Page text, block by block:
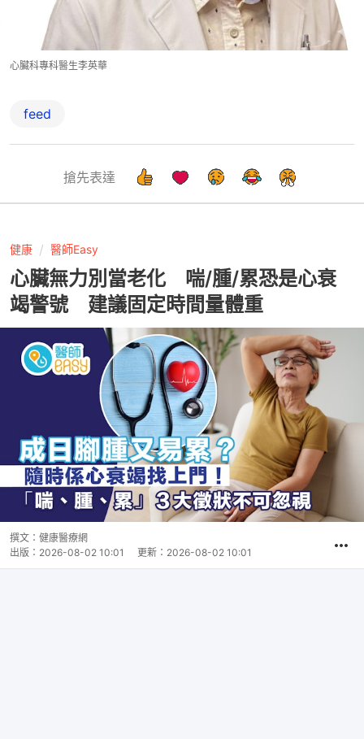
心臟科專科醫生李英華
feed
搶先表達
健康 醫師Easy
心臟無力別當老化 喘/腫/累恐是心衰
竭警號 建議固定時間量體重
撰文： 健康醫療網
出版： 2026-08-02 10:01 更新： 2026-08-02 10:01